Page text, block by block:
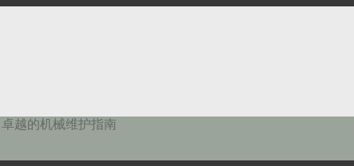
越的机械维护指南